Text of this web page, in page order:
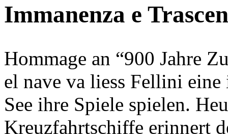
Immanenza e
Hommage an “900 Jahre
el nave va liess Fellini
See ihre Spiele spielen.
Kreuzfahrtschiffe erinnert